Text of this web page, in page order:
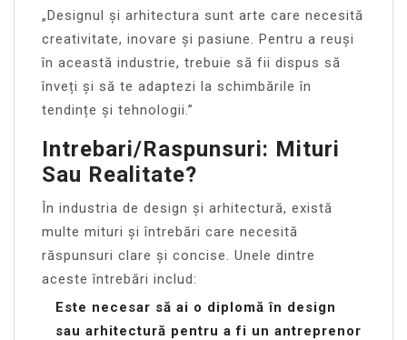
„Designul și arhitectura sunt arte care necesită
creativitate, inovare și pasiune. Pentru a reuși
în această industrie, trebuie să fii dispus să
înveți și să te adaptezi la schimbările în
tendințe și tehnologii.”
Intrebari/Raspunsuri: Mituri
Sau Realitate?
În industria de design și arhitectură, există
multe mituri și întrebări care necesită
răspunsuri clare și concise. Unele dintre
aceste întrebări includ:
Este necesar să ai o diplomă în design
sau arhitectură pentru a fi un antreprenor